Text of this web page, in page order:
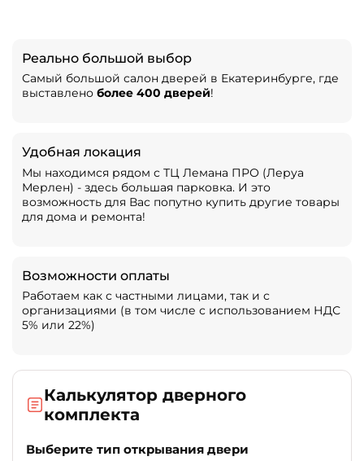
Реально большой выбор
Самый большой салон дверей в Екатеринбурге, где
выставлено более 400 дверей!
Удобная локация
Мы находимся рядом с ТЦ Лемана ПРО (Леруа
Мерлен) - здесь большая парковка. И это
возможность для Вас попутно купить другие товары
для дома и ремонта!
Возможности оплаты
Работаем как с частными лицами, так и с
организациями (в том числе с использованием НДС
5% или 22%)
Калькулятор дверного
комплекта
Выберите тип открывания двери